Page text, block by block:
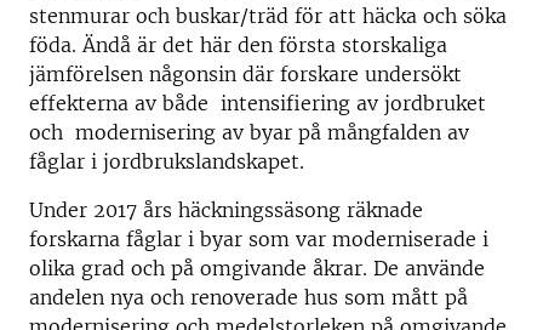
stenmurar och buskar/träd för att häcka och söka
föda. Ändå är det här den första storskaliga
jämförelsen någonsin där forskare undersökt
effekterna av både intensifiering av jordbruket
och modernisering av byar på mångfalden av
fåglar i jordbrukslandskapet.
Under 2017 års häckningssäsong räknade
forskarna fåglar i byar som var moderniserade i
olika grad och på omgivande åkrar. De använde
andelen nya och renoverade hus som mått på